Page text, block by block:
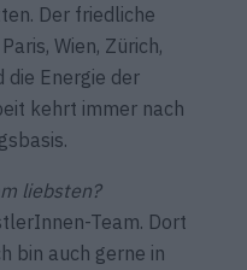
Der friedliche
Wien, Zürich,
die Energie der
kehrt immer nach
liebsten?
Team. Dort
bin auch gerne in